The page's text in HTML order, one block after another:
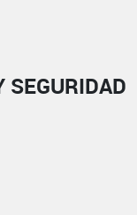
SEGURIDAD